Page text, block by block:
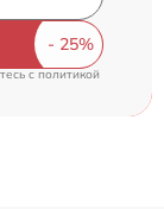
cполитикой